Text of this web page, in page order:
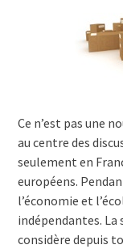
Ce n’est pas une
au centre des
seulement en
européens.
l’économie et
indépendantes.
considère depuis